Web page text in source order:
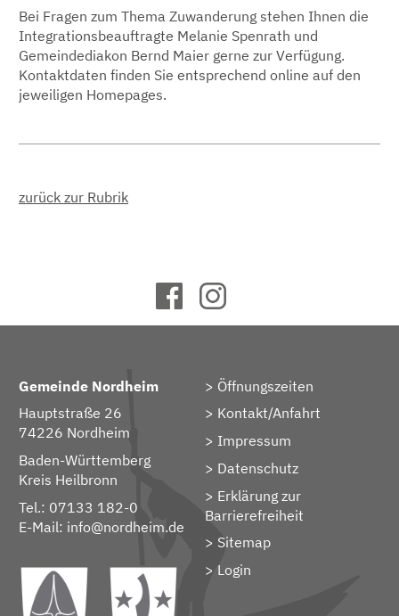
Bei Fragen zum Thema Zuwanderung stehen Ihnen die
Integrationsbeauftragte Melanie Spenrath und
Gemeindediakon Bernd Maier gerne zur Verfügung.
Kontaktdaten finden Sie entsprechend online auf den
jeweiligen Homepages.
zurück zur Rubrik
Gemeinde Nordheim
Hauptstraße 26
74226 Nordheim
Baden-Württemberg
Kreis Heilbronn
Tel.: 07133 182-0
E-Mail: info@nordheim.de
Öffnungszeiten
Kontakt/Anfahrt
Impressum
Datenschutz
Erklärung zur
Barrierefreiheit
Sitemap
> Login